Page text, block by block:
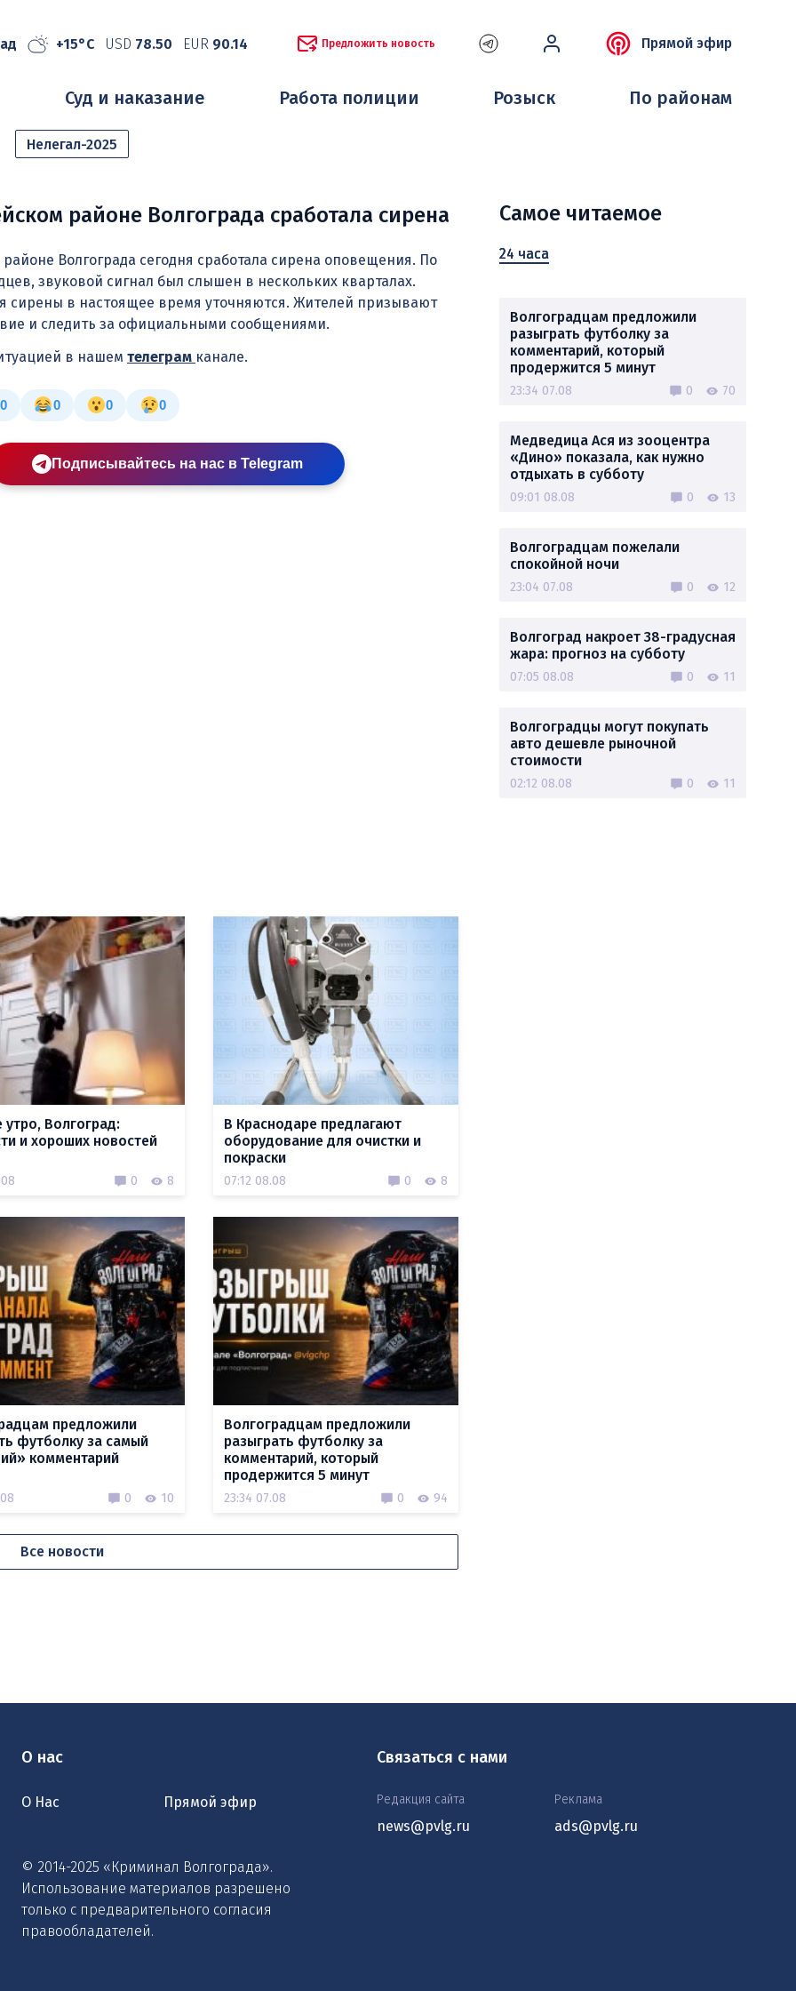
+15°C USD 78.50 EUR 90.14 Предложить новость Прямой эфир
Суд и наказание Работа полиции Розыск По районам
Нелегал-2025
районе Волгограда сработала сирена
Волгограда сегодня сработала сирена оповещения. По
звуковой сигнал был слышен в нескольких кварталах.
сирены в настоящее время уточняются. Жителей призывают
и следить за официальными сообщениями.
в нашем телеграм канале.
0 0 0 0
Подписывайтесь на нас в Telegram
Самое читаемое
24 часа
Волгоградцам предложили
разыграть футболку за
комментарий, который
продержится 5 минут
23:34 07.08 0 70
Медведица Ася из зооцентра
«Дино» показала, как нужно
отдыхать в субботу
09:01 08.08 0 13
Волгоградцам пожелали
спокойной ночи
23:04 07.08 0 12
Волгоград накроет 38-градусная
жара: прогноз на субботу
07:05 08.08 0 11
Волгоградцы могут покупать
авто дешевле рыночной
стоимости
02:12 08.08 0 11
Волгоград:
и хороших новостей
0 8
В Краснодаре предлагают
оборудование для очистки и
покраски
07:12 08.08 0 8
предложили
футболку за самый
комментарий
0 10
Волгоградцам предложили
разыграть футболку за
комментарий, который
продержится 5 минут
23:34 07.08 0 94
Все новости
О нас
О Нас Прямой эфир
© 2014-2025 «Криминал Волгограда».
Использование материалов разрешено
только с предварительного согласия
правообладателей.
Связаться с нами
Редакция сайта
news@pvlg.ru
Реклама
ads@pvlg.ru